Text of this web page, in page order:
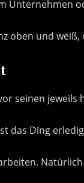
Unternehmen
oben und weiß,
seinen jeweils
das Ding
Natürlich